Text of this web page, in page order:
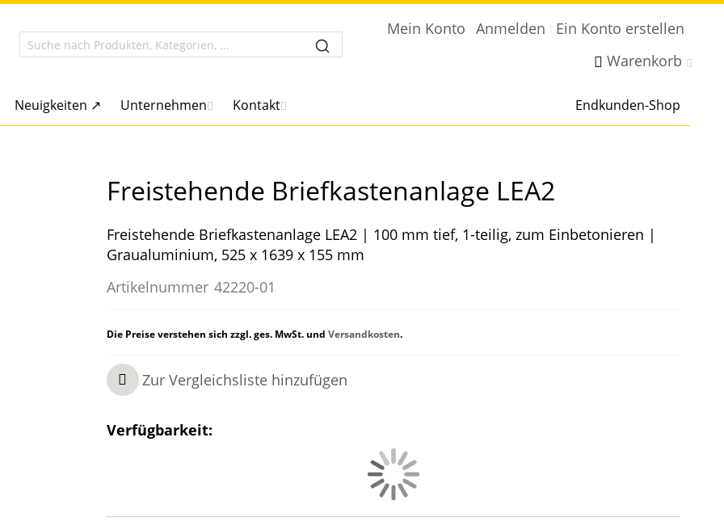
Mein Konto Anmelden
Ein Konto erstellen
Warenkorb
Neuigkeiten ↗ Unternehmen Kontakt Endkunden-Shop
Freistehende Briefkastenanlage LEA2
Freistehende Briefkastenanlage LEA2 | 100 mm tief, 1-teilig, zum Einbetonieren |
Graualuminium, 525 x 1639 x 155 mm
Artikelnummer 42220-01
Die Preise verstehen sich zzgl. ges. MwSt. und Versandkosten.
Zur Vergleichsliste hinzufügen
Verfügbarkeit: